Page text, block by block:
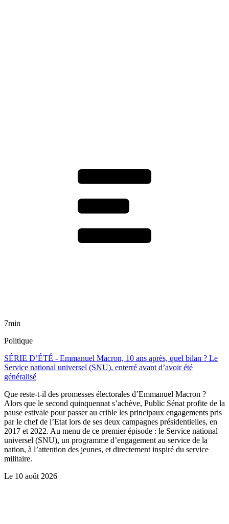
7min
Politique
SÉRIE D’ÉTÉ - Emmanuel Macron, 10 ans après, quel bilan ? Le
Service national universel (SNU), enterré avant d’avoir été
généralisé
Que reste-t-il des promesses électorales d’Emmanuel Macron ?
Alors que le second quinquennat s’achève, Public Sénat profite de la
pause estivale pour passer au crible les principaux engagements pris
par le chef de l’Etat lors de ses deux campagnes présidentielles, en
2017 et 2022. Au menu de ce premier épisode : le Service national
universel (SNU), un programme d’engagement au service de la
nation, à l’attention des jeunes, et directement inspiré du service
militaire.
Le 10 août 2026